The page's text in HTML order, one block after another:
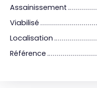
Assainissement
Viabilisé
Localisation
Référence